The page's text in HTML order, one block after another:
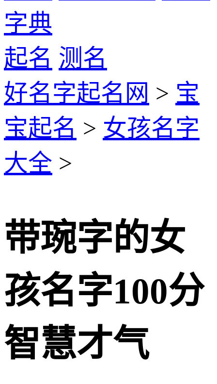
字典
起名 测名
好名字起名网 > 宝
宝起名 > 女孩名字
大全 >
带琬字的女
孩名字100分
智慧才气